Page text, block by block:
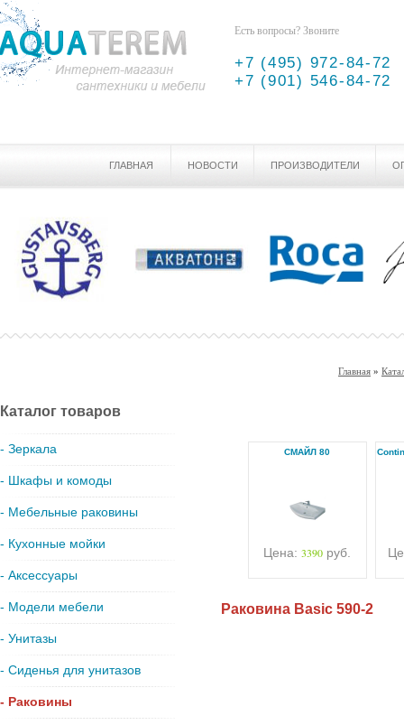
Есть вопросы? Звоните
+7 (495) 972-84-72
+7 (901) 546-84-72
ГЛАВНАЯ НОВОСТИ ПРОИЗВОДИТЕЛИ
Главная »
Каталог товаров
- Зеркала
- Шкафы и комоды
- Мебельные раковины
- Кухонные мойки
- Аксессуары
- Модели мебели
- Унитазы
- Сиденья для унитазов
- Раковины
СМАЙЛ 80
Цена: 3390 руб.
Раковина Basic 590-2